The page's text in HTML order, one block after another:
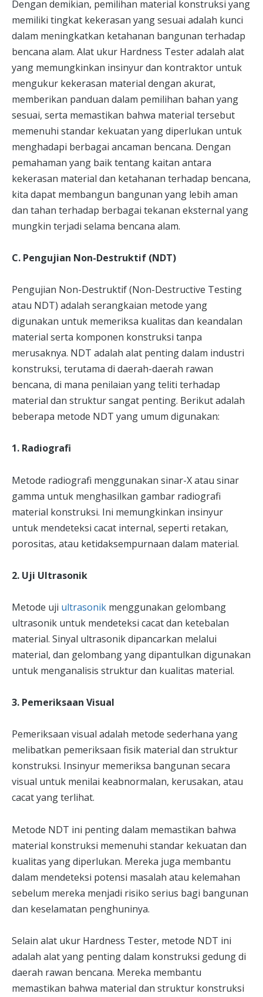
Dengan demikian, pemilihan material konstruksi yang
memiliki tingkat kekerasan yang sesuai adalah kunci
dalam meningkatkan ketahanan bangunan terhadap
bencana alam. Alat ukur Hardness Tester adalah alat
yang memungkinkan insinyur dan kontraktor untuk
mengukur kekerasan material dengan akurat,
memberikan panduan dalam pemilihan bahan yang
sesuai, serta memastikan bahwa material tersebut
memenuhi standar kekuatan yang diperlukan untuk
menghadapi berbagai ancaman bencana. Dengan
pemahaman yang baik tentang kaitan antara
kekerasan material dan ketahanan terhadap bencana,
kita dapat membangun bangunan yang lebih aman
dan tahan terhadap berbagai tekanan eksternal yang
mungkin terjadi selama bencana alam.
C. Pengujian Non-Destruktif (NDT)
Pengujian Non-Destruktif (Non-Destructive Testing
atau NDT) adalah serangkaian metode yang
digunakan untuk memeriksa kualitas dan keandalan
material serta komponen konstruksi tanpa
merusaknya. NDT adalah alat penting dalam industri
konstruksi, terutama di daerah-daerah rawan
bencana, di mana penilaian yang teliti terhadap
material dan struktur sangat penting. Berikut adalah
beberapa metode NDT yang umum digunakan:
1. Radiografi
Metode radiografi menggunakan sinar-X atau sinar
gamma untuk menghasilkan gambar radiografi
material konstruksi. Ini memungkinkan insinyur
untuk mendeteksi cacat internal, seperti retakan,
porositas, atau ketidaksempurnaan dalam material.
2. Uji Ultrasonik
Metode uji ultrasonik menggunakan gelombang
ultrasonik untuk mendeteksi cacat dan ketebalan
material. Sinyal ultrasonik dipancarkan melalui
material, dan gelombang yang dipantulkan digunakan
untuk menganalisis struktur dan kualitas material.
3. Pemeriksaan Visual
Pemeriksaan visual adalah metode sederhana yang
melibatkan pemeriksaan fisik material dan struktur
konstruksi. Insinyur memeriksa bangunan secara
visual untuk menilai keabnormalan, kerusakan, atau
cacat yang terlihat.
Metode NDT ini penting dalam memastikan bahwa
material konstruksi memenuhi standar kekuatan dan
kualitas yang diperlukan. Mereka juga membantu
dalam mendeteksi potensi masalah atau kelemahan
sebelum mereka menjadi risiko serius bagi bangunan
dan keselamatan penghuninya.
Selain alat ukur Hardness Tester, metode NDT ini
adalah alat yang penting dalam konstruksi gedung di
daerah rawan bencana. Mereka membantu
memastikan bahwa material dan struktur konstruksi